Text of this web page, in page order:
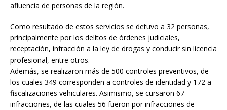
afluencia de personas de la región.
Como resultado de estos servicios se detuvo a 32 personas,
principalmente por los delitos de órdenes judiciales,
receptación, infracción a la ley de drogas y conducir sin licencia
profesional, entre otros.
Además, se realizaron más de 500 controles preventivos, de
los cuales 349 corresponden a controles de identidad y 172 a
fiscalizaciones vehiculares. Asimismo, se cursaron 67
infracciones, de las cuales 56 fueron por infracciones de